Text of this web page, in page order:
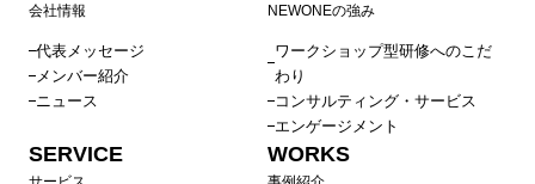
会社情報
代表メッセージ
メンバー紹介
ニュース
NEWONEの強み
ワークショップ型研修へのこだ
わり
コンサルティング・サービス
エンゲージメント
SERVICE WORKS